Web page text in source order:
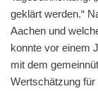
geklärt werden.“
Aachen und
konnte vor einem
mit dem
Wertschätzung für